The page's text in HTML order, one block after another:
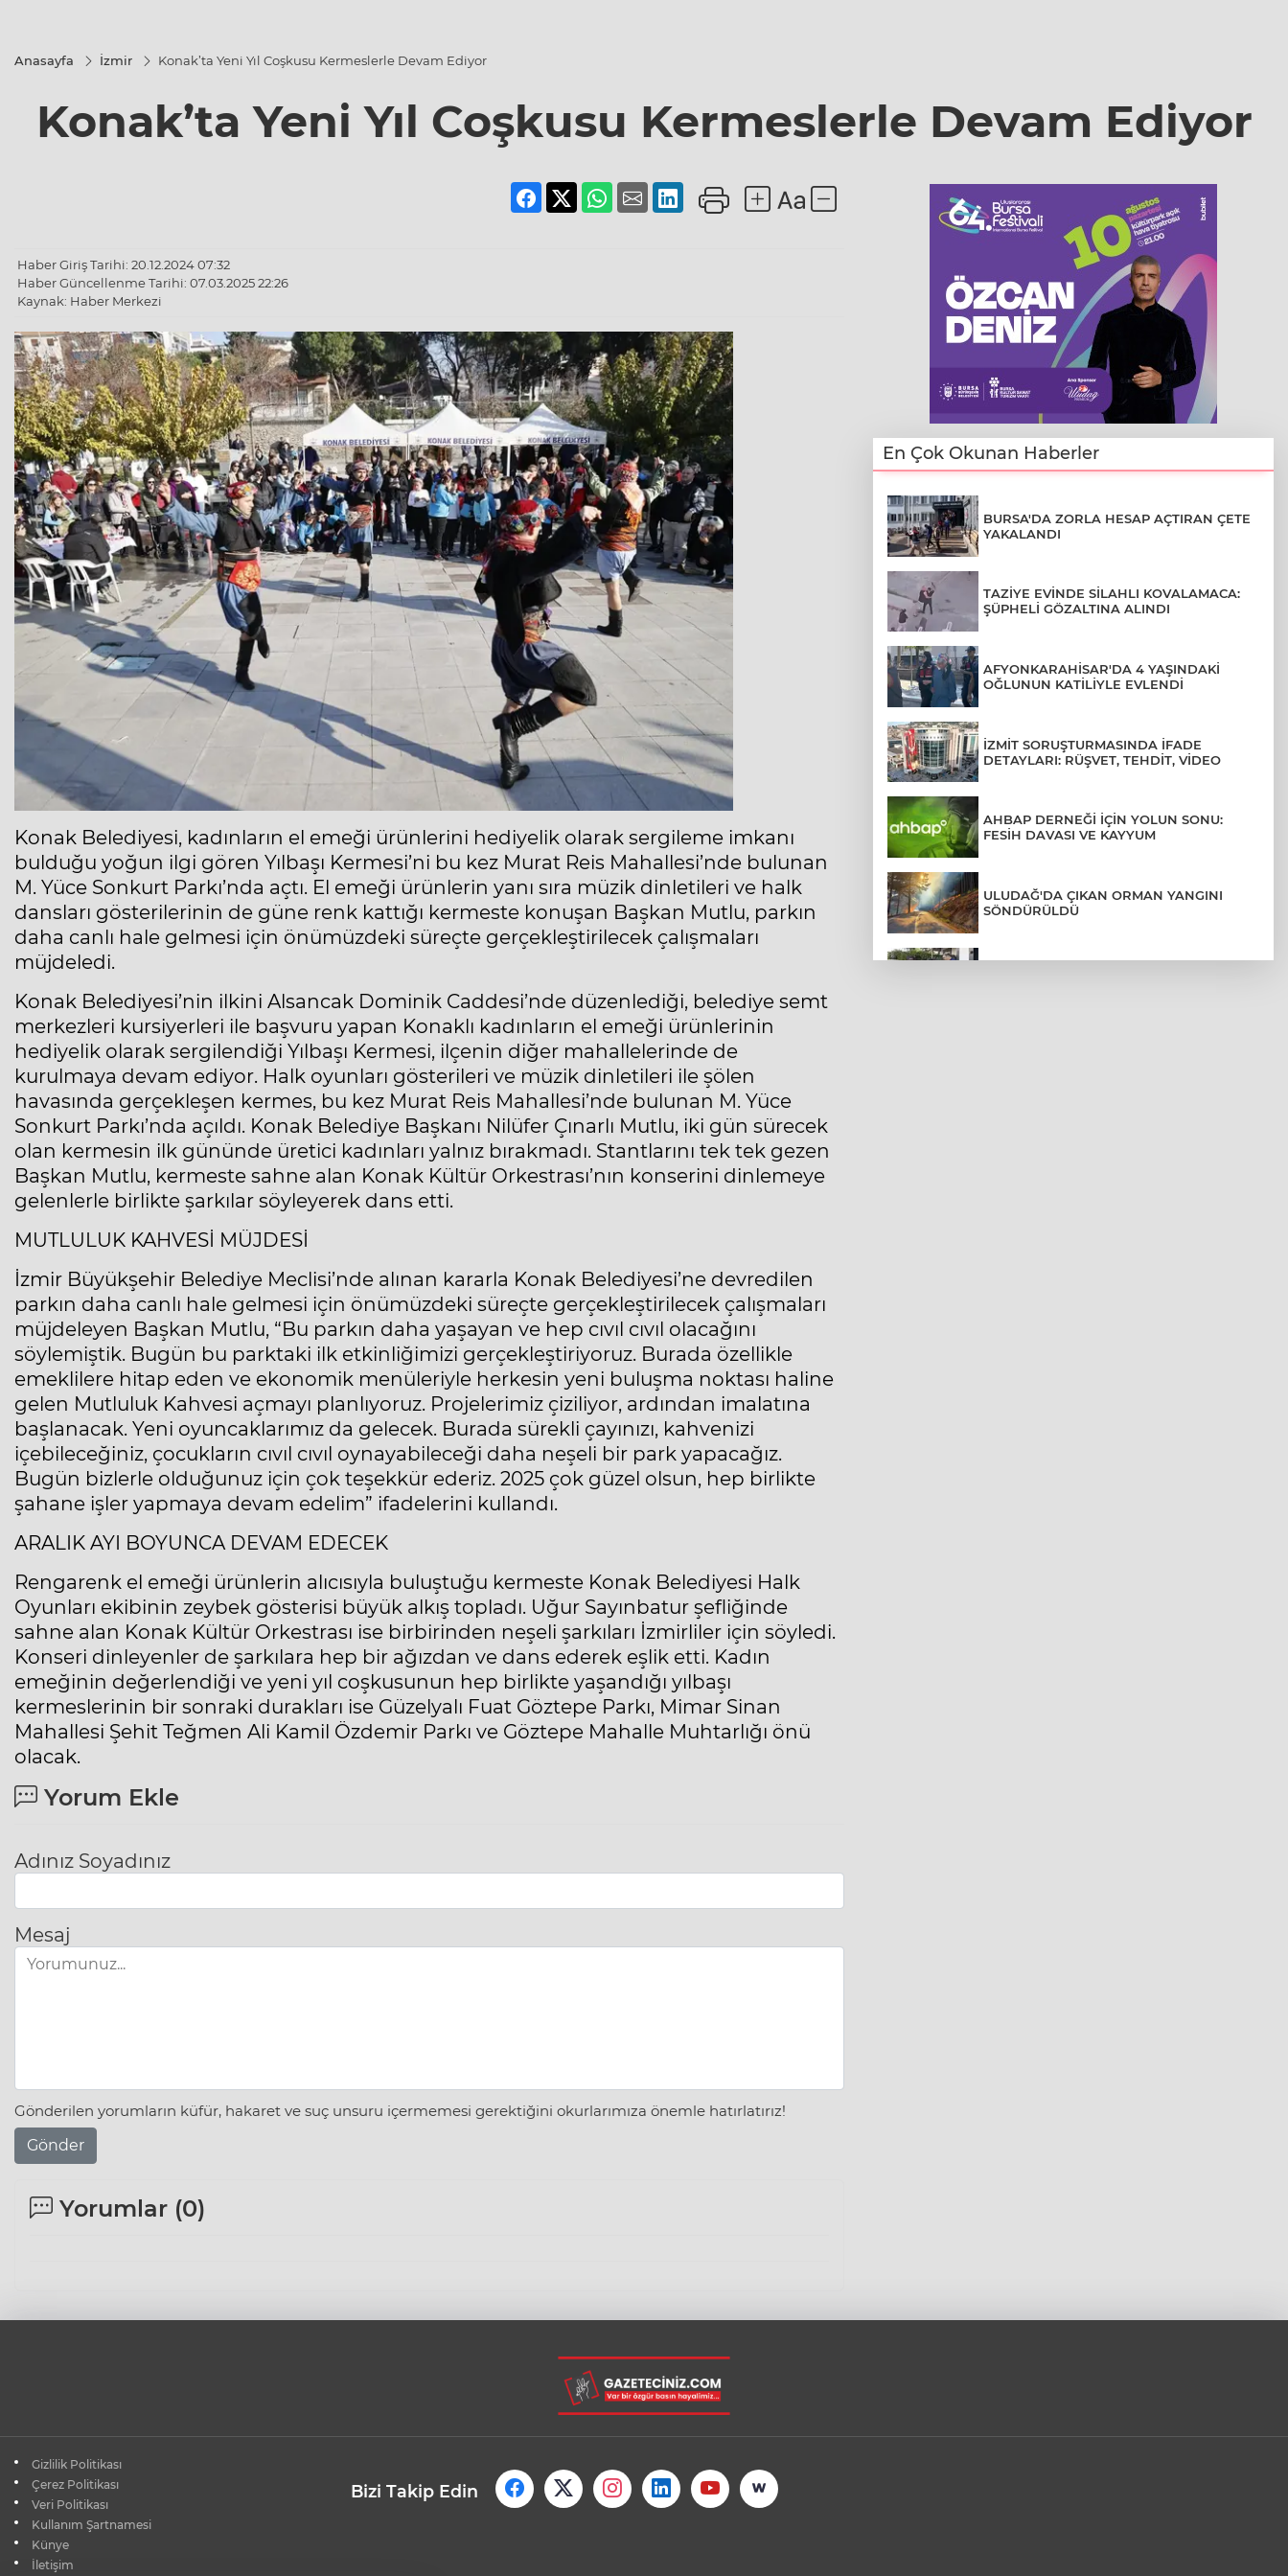
Anasayfa İzmir Konak’ta Yeni Yıl Coşkusu Kermeslerle Devam Ediyor
Konak’ta Yeni Yıl Coşkusu Kermeslerle Devam Ediyor
Haber Giriş Tarihi: 20.12.2024 07:32
Haber Güncellenme Tarihi: 07.03.2025 22:26
Kaynak: Haber Merkezi
Konak Belediyesi, kadınların el emeği ürünlerini hediyelik olarak sergileme imkanı
bulduğu yoğun ilgi gören Yılbaşı Kermesi’ni bu kez Murat Reis Mahallesi’nde bulunan
M. Yüce Sonkurt Parkı’nda açtı. El emeği ürünlerin yanı sıra müzik dinletileri ve halk
dansları gösterilerinin de güne renk kattığı kermeste konuşan Başkan Mutlu, parkın
daha canlı hale gelmesi için önümüzdeki süreçte gerçekleştirilecek çalışmaları
müjdeledi.
Konak Belediyesi’nin ilkini Alsancak Dominik Caddesi’nde düzenlediği, belediye semt
merkezleri kursiyerleri ile başvuru yapan Konaklı kadınların el emeği ürünlerinin
hediyelik olarak sergilendiği Yılbaşı Kermesi, ilçenin diğer mahallelerinde de
kurulmaya devam ediyor. Halk oyunları gösterileri ve müzik dinletileri ile şölen
havasında gerçekleşen kermes, bu kez Murat Reis Mahallesi’nde bulunan M. Yüce
Sonkurt Parkı’nda açıldı. Konak Belediye Başkanı Nilüfer Çınarlı Mutlu, iki gün sürecek
olan kermesin ilk gününde üretici kadınları yalnız bırakmadı. Stantlarını tek tek gezen
Başkan Mutlu, kermeste sahne alan Konak Kültür Orkestrası’nın konserini dinlemeye
gelenlerle birlikte şarkılar söyleyerek dans etti.
MUTLULUK KAHVESİ MÜJDESİ
İzmir Büyükşehir Belediye Meclisi’nde alınan kararla Konak Belediyesi’ne devredilen
parkın daha canlı hale gelmesi için önümüzdeki süreçte gerçekleştirilecek çalışmaları
müjdeleyen Başkan Mutlu, “Bu parkın daha yaşayan ve hep cıvıl cıvıl olacağını
söylemiştik. Bugün bu parktaki ilk etkinliğimizi gerçekleştiriyoruz. Burada özellikle
emeklilere hitap eden ve ekonomik menüleriyle herkesin yeni buluşma noktası haline
gelen Mutluluk Kahvesi açmayı planlıyoruz. Projelerimiz çiziliyor, ardından imalatına
başlanacak. Yeni oyuncaklarımız da gelecek. Burada sürekli çayınızı, kahvenizi
içebileceğiniz, çocukların cıvıl cıvıl oynayabileceği daha neşeli bir park yapacağız.
Bugün bizlerle olduğunuz için çok teşekkür ederiz. 2025 çok güzel olsun, hep birlikte
şahane işler yapmaya devam edelim” ifadelerini kullandı.
ARALIK AYI BOYUNCA DEVAM EDECEK
Rengarenk el emeği ürünlerin alıcısıyla buluştuğu kermeste Konak Belediyesi Halk
Oyunları ekibinin zeybek gösterisi büyük alkış topladı. Uğur Sayınbatur şefliğinde
sahne alan Konak Kültür Orkestrası ise birbirinden neşeli şarkıları İzmirliler için söyledi.
Konseri dinleyenler de şarkılara hep bir ağızdan ve dans ederek eşlik etti. Kadın
emeğinin değerlendiği ve yeni yıl coşkusunun hep birlikte yaşandığı yılbaşı
kermeslerinin bir sonraki durakları ise Güzelyalı Fuat Göztepe Parkı, Mimar Sinan
Mahallesi Şehit Teğmen Ali Kamil Özdemir Parkı ve Göztepe Mahalle Muhtarlığı önü
olacak.
Yorum Ekle
Adınız Soyadınız
Mesaj
Gönderilen yorumların küfür, hakaret ve suç unsuru içermemesi gerektiğini okurlarımıza önemle hatırlatırız!
Gönder
Yorumlar (0)
En Çok Okunan Haberler
BURSA'DA ZORLA HESAP AÇTIRAN ÇETE
YAKALANDI
TAZİYE EVİNDE SİLAHLI KOVALAMACA:
ŞÜPHELİ GÖZALTINA ALINDI
AFYONKARAHİSAR'DA 4 YAŞINDAKİ
OĞLUNUN KATİLİYLE EVLENDİ
İZMİT SORUŞTURMASINDA İFADE
DETAYLARI: RÜŞVET, TEHDİT, VİDEO
AHBAP DERNEĞİ İÇİN YOLUN SONU:
FESİH DAVASI VE KAYYUM
ULUDAĞ'DA ÇIKAN ORMAN YANGINI
SÖNDÜRÜLDÜ
Gizlilik Politikası
Çerez Politikası
Veri Politikası
Kullanım Şartnamesi
Künye
İletişim
Bizi Takip Edin